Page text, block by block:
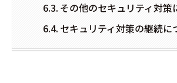
その他のセキュリティ対策
セキュリティ対策の継続に